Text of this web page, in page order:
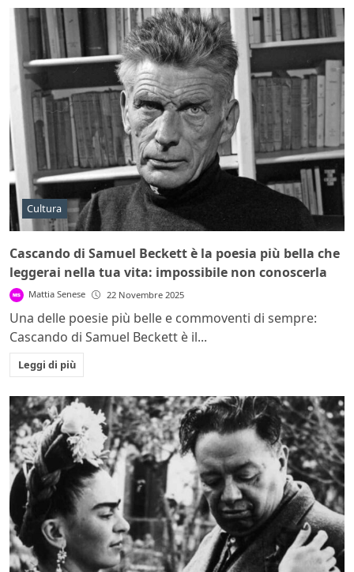
Cultura
Cascando di Samuel Beckett è la poesia più bella che
leggerai nella tua vita: impossibile non conoscerla
Mattia Senese 22 Novembre 2025
Una delle poesie più belle e commoventi di sempre:
Cascando di Samuel Beckett è il...
Leggi di più